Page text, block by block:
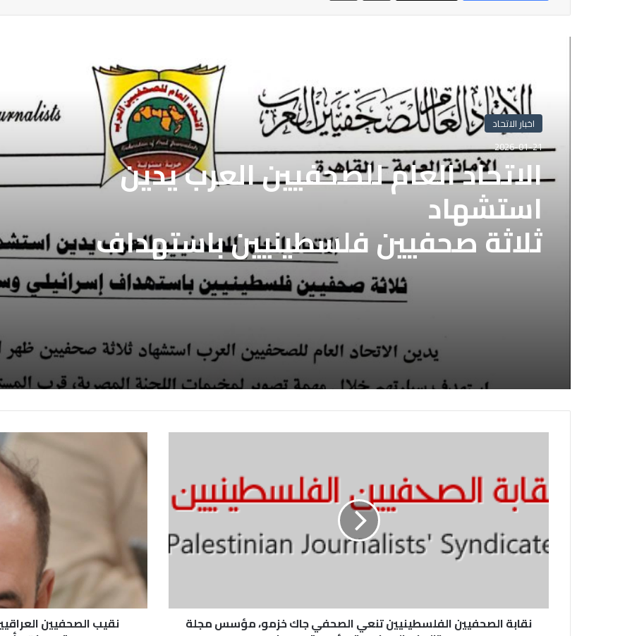
اخبار الاتحاد
2026-01-21
الاتحاد العام للصحفيين العرب يدين
استشهاد
ثلاثة صحفيين فلسطينيين باستهداف
إسرائيلي وسط قطاع غزة
نقابة الصحفيين الفلسطينيين تنعي الصحفي جاك خزمو، مؤسس مجلة نقيب الصحفيين